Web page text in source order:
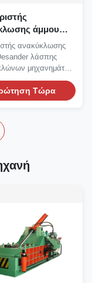
άμμου
Desander
25TPH 35TPH
ανακύκλωσης
λάσπης
μηχανημάτων
Λάσπη
Τώρα